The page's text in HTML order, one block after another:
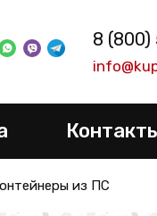
8
из ПС